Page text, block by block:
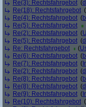
Re(3): Rechtsfahrgebot (
Re(18): Rechtsfahrgebot (
Re(4): Rechtsfahrgebot (
Re(5): Rechtsfahrgebot
Re(2): Rechtsfahrgebot (
Re(5): Rechtsfahrgebot (
Re: Rechtsfahrgebot
(
Re(6): Rechtsfahrgebot (
Re(7): Rechtsfahrgebot (
Re(2): Rechtsfahrgebot (
Re(8): Rechtsfahrgebot (
Re(8): Rechtsfahrgebot (
Re(9): Rechtsfahrgebot (
Re(10): Rechtsfahrgebot (